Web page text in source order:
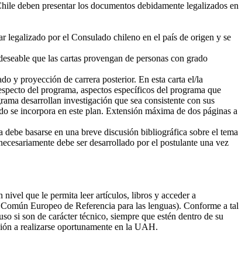
deben presentar los documentos debidamente legalizados en
legalizado por el Consulado chileno en el país de origen y se
que las cartas provengan de personas con grado
y proyección de carrera posterior. En esta carta el/la
del programa, aspectos específicos del programa que
desarrollan investigación que sea consistente con sus
se incorpora en este plan. Extensión máxima de dos páginas a
basarse en una breve discusión bibliográfica sobre el tema
debe ser desarrollado por el postulante una vez
nivel que le permita leer artículos, libros y acceder a
Europeo de Referencia para las lenguas). Conforme a tal
si son de carácter técnico, siempre que estén dentro de su
a realizarse oportunamente en la UAH.